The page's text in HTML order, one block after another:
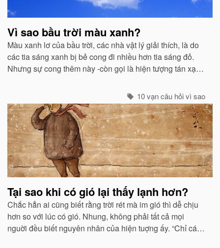
Vì sao bầu trời màu xanh?
Màu xanh lơ của bầu trời, các nhà vật lý giải thích, là do
các tia sáng xanh bị bẻ cong đi nhiều hơn tia sáng đỏ.
Nhưng sự cong thêm này -còn gọi là hiện tượng tán xạ -
10 vạn câu hỏi vì sao
Tại sao khi có gió lại thấy lạnh hơn?
Chắc hẳn ai cũng biết rằng trời rét mà im gió thì dễ chịu
hơn so với lúc có gió. Nhung, không phải tất cả mọi
nguời đều biết nguyên nhân của hiện tuợng ấy. “Chỉ các